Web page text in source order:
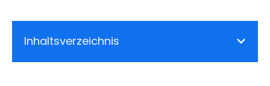
Inhaltsverzeichnis